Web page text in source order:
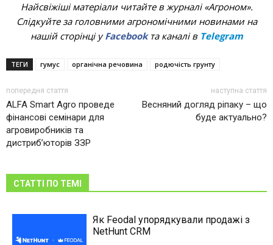
Найсвіжіші матеріали читайте в журналі «Агроном».
Слідкуйте за головними агрономічними новинами на
нашій сторінці уFacebookта каналі в Telegram
ТЕГИ гумус органічна речовина родючість грунту
попередня стаття
ALFA Smart Agro проведе
фінансові семінари для
агровиробників та
дистриб’юторів ЗЗР
наступна стаття
Весняний догляд ріпаку – що
буде актуально?
СТАТТІ ПО ТЕМІ
Як Feodal упорядкували продажі з
NetHunt CRM